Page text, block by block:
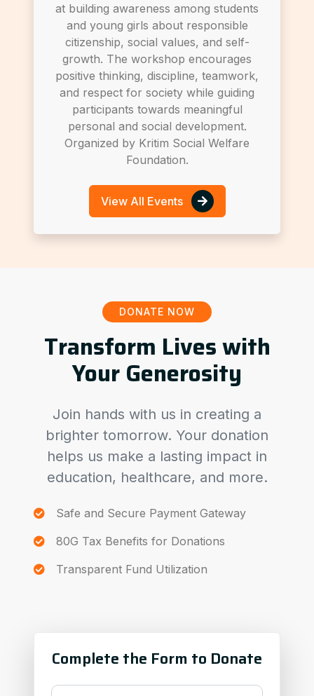
at building awareness among students
and young girls about responsible
citizenship, social values, and self-
growth. The workshop encourages
positive thinking, discipline, teamwork,
and respect for society while guiding
participants towards meaningful
personal and social development.
Organized by Kritim Social Welfare
Foundation.
View All Events
DONATE NOW
Transform Lives with
Your Generosity
Join hands with us in creating a
brighter tomorrow. Your donation
helps us make a lasting impact in
education, healthcare, and more.
Safe and Secure Payment Gateway
80G Tax Benefits for Donations
Transparent Fund Utilization
Complete the Form to Donate